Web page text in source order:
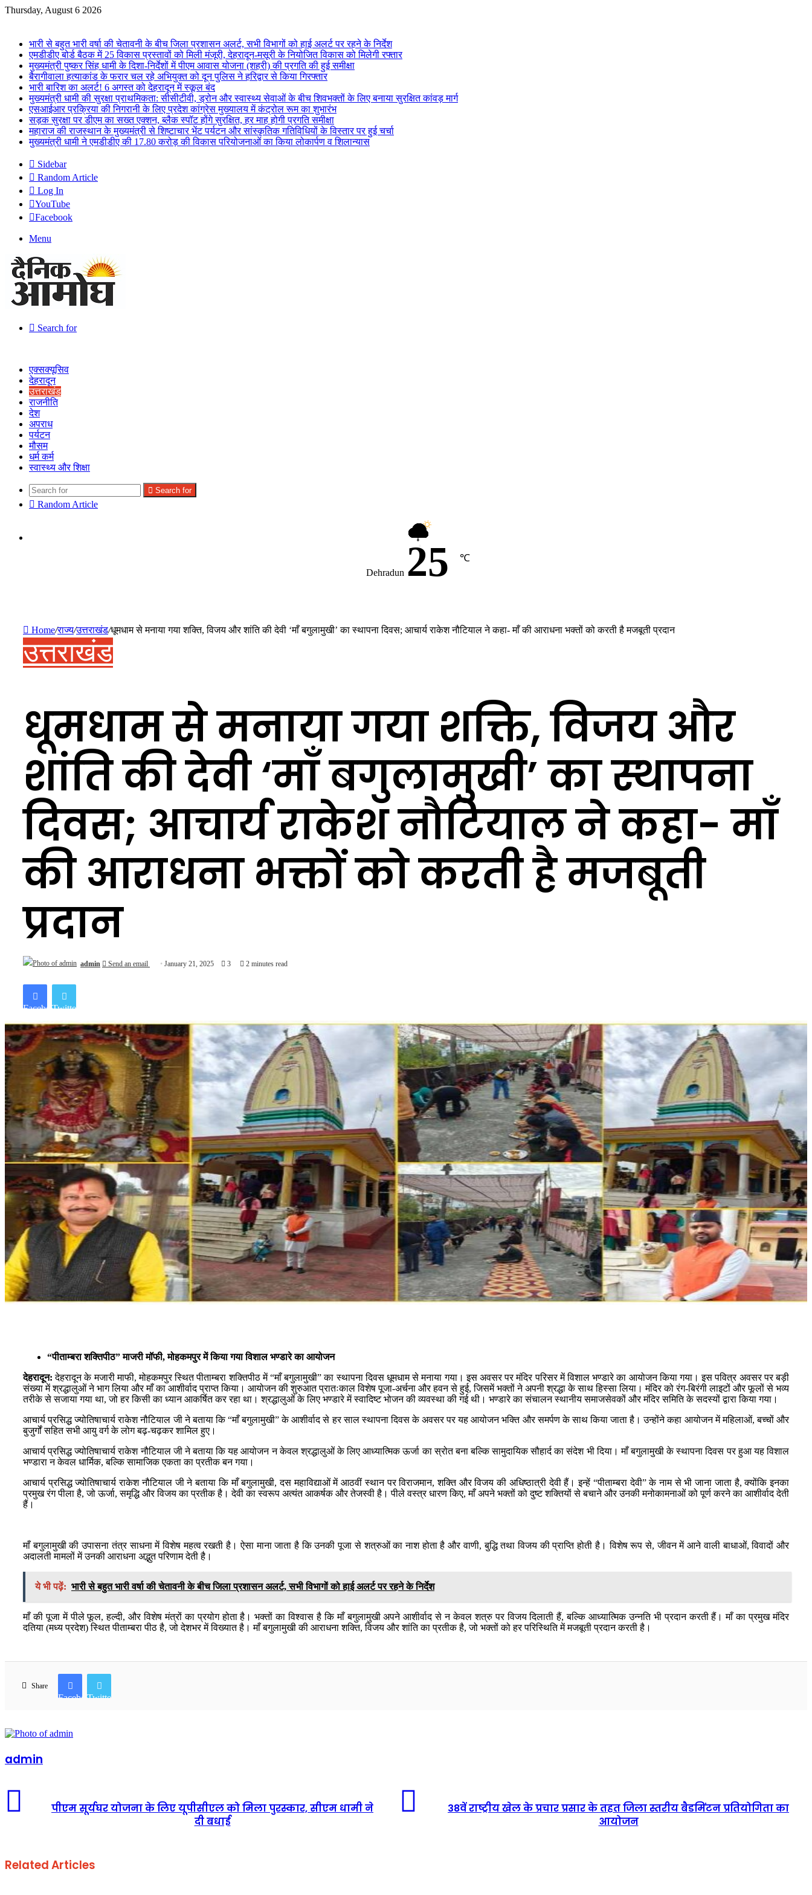
Thursday, August 6 2026
भारी से बहुत भारी वर्षा की चेतावनी के बीच जिला प्रशासन अलर्ट, सभी विभागों को हाई अलर्ट पर रहने के निर्देश
एमडीडीए बोर्ड बैठक में 25 विकास प्रस्तावों को मिली मंजूरी, देहरादून-मसूरी के नियोजित विकास को मिलेगी रफ्तार
मुख्यमंत्री पुष्कर सिंह धामी के दिशा-निर्देशों में पीएम आवास योजना (शहरी) की प्रगति की हुई समीक्षा
बैरागीवाला हत्याकांड के फरार चल रहे अभियुक्त को दून पुलिस ने हरिद्वार से किया गिरफ्तार
भारी बारिश का अलर्ट! 6 अगस्त को देहरादून में स्कूल बंद
मुख्यमंत्री धामी की सुरक्षा प्राथमिकता: सीसीटीवी, ड्रोन और स्वास्थ्य सेवाओं के बीच शिवभक्तों के लिए बनाया सुरक्षित कांवड़ मार्ग
एसआईआर प्रक्रिया की निगरानी के लिए प्रदेश कांग्रेस मुख्यालय में कंट्रोल रूम का शुभारंभ
सड़क सुरक्षा पर डीएम का सख्त एक्शन, ब्लैक स्पॉट होंगे सुरक्षित, हर माह होगी प्रगति समीक्षा
महाराज की राजस्थान के मुख्यमंत्री से शिष्टाचार भेंट पर्यटन और सांस्कृतिक गतिविधियों के विस्तार पर हुई चर्चा
मुख्यमंत्री धामी ने एमडीडीए की 17.80 करोड़ की विकास परियोजनाओं का किया लोकार्पण व शिलान्यास
Sidebar
Random Article
Log In
YouTube
Facebook
Menu
Search for
एक्सक्यूसिव
देहरादून
उत्तराखंड
राजनीति
देश
अपराध
पर्यटन
मौसम
धर्म कर्म
स्वास्थ्य और शिक्षा
Search for
Random Article
Dehradun 25 ℃
Home/राज्य/उत्तराखंड/धूमधाम से मनाया गया शक्ति, विजय और शांति की देवी ‘माँ बगुलामुखी’ का स्थापना दिवस; आचार्य राकेश नौटियाल ने कहा- माँ की आराधना भक्तों को करती है मजबूती प्रदान
उत्तराखंड
धूमधाम से मनाया गया शक्ति, विजय और
शांति की देवी ‘माँ बगुलामुखी’ का स्थापना
दिवस; आचार्य राकेश नौटियाल ने कहा- माँ
की आराधना भक्तों को करती है मजबूती
प्रदान
admin Send an email January 21, 2025 3 2 minutes read
FacebookTwitter
“पीताम्बरा शक्तिपीठ” माजरी मॉफी, मोहकमपुर में किया गया विशाल भण्डारे का आयोजन
देहरादून:देहरादून के मजारी माफी, मोहकमपुर स्थित पीताम्बरा शक्तिपीठ में “माँ बगुलामुखी” का स्थापना दिवस धूमधाम से मनाया गया। इस अवसर पर मंदिर परिसर में विशाल भण्डारे का आयोजन किया गया। इस पवित्र अवसर पर बड़ी
संख्या में श्रद्धालुओं ने भाग लिया और माँ का आशीर्वाद प्राप्त किया। आयोजन की शुरुआत प्रातःकाल विशेष पूजा-अर्चना और हवन से हुई, जिसमें भक्तों ने अपनी श्रद्धा के साथ हिस्सा लिया। मंदिर को रंग-बिरंगी लाइटों और फूलों से भव्य
तरीके से सजाया गया था, जो हर किसी का ध्यान आकर्षित कर रहा था। श्रद्धालुओं के लिए भण्डारे में स्वादिष्ट भोजन की व्यवस्था की गई थी। भण्डारे का संचालन स्थानीय समाजसेवकों और मंदिर समिति के सदस्यों द्वारा किया गया।
आचार्य प्रसिद्ध ज्योतिषाचार्य राकेश नौटियाल जी ने बताया कि “माँ बगुलामुखी” के आशीर्वाद से हर साल स्थापना दिवस के अवसर पर यह आयोजन भक्ति और समर्पण के साथ किया जाता है। उन्होंने कहा आयोजन में महिलाओं, बच्चों और
बुजुर्गों सहित सभी आयु वर्ग के लोग बढ़-चढ़कर शामिल हुए।
आचार्य प्रसिद्ध ज्योतिषाचार्य राकेश नौटियाल जी ने बताया कि यह आयोजन न केवल श्रद्धालुओं के लिए आध्यात्मिक ऊर्जा का स्रोत बना बल्कि सामुदायिक सौहार्द का संदेश भी दिया। माँ बगुलामुखी के स्थापना दिवस पर हुआ यह विशाल
भण्डारा न केवल धार्मिक, बल्कि सामाजिक एकता का प्रतीक बन गया।
आचार्य प्रसिद्ध ज्योतिषाचार्य राकेश नौटियाल जी ने बताया कि माँ बगुलामुखी, दस महाविद्याओं में आठवीं स्थान पर विराजमान, शक्ति और विजय की अधिष्ठात्री देवी हैं। इन्हें “पीताम्बरा देवी” के नाम से भी जाना जाता है, क्योंकि इनका
प्रमुख रंग पीला है, जो ऊर्जा, समृद्धि और विजय का प्रतीक है। देवी का स्वरूप अत्यंत आकर्षक और तेजस्वी है। पीले वस्त्र धारण किए, माँ अपने भक्तों को दुष्ट शक्तियों से बचाने और उनकी मनोकामनाओं को पूर्ण करने का आशीर्वाद देती
हैं।
माँ बगुलामुखी की उपासना तंत्र साधना में विशेष महत्व रखती है। ऐसा माना जाता है कि उनकी पूजा से शत्रुओं का नाश होता है और वाणी, बुद्धि तथा विजय की प्राप्ति होती है। विशेष रूप से, जीवन में आने वाली बाधाओं, विवादों और
अदालती मामलों में उनकी आराधना अद्भुत परिणाम देती है।
ये भी पढ़ें: भारी से बहुत भारी वर्षा की चेतावनी के बीच जिला प्रशासन अलर्ट, सभी विभागों को हाई अलर्ट पर रहने के निर्देश
माँ की पूजा में पीले फूल, हल्दी, और विशेष मंत्रों का प्रयोग होता है। भक्तों का विश्वास है कि माँ बगुलामुखी अपने आशीर्वाद से न केवल शत्रु पर विजय दिलाती हैं, बल्कि आध्यात्मिक उन्नति भी प्रदान करती हैं। माँ का प्रमुख मंदिर
दतिया (मध्य प्रदेश) स्थित पीताम्बरा पीठ है, जो देशभर में विख्यात है। माँ बगुलामुखी की आराधना शक्ति, विजय और शांति का प्रतीक है, जो भक्तों को हर परिस्थिति में मजबूती प्रदान करती है।
Share
FacebookTwitter
admin
पीएम सूर्यघर योजना के लिए यूपीसीएल को मिला पुरस्कार, सीएम धामी ने
दी बधाई
38वें राष्ट्रीय खेल के प्रचार प्रसार के तहत जिला स्तरीय बैडमिंटन प्रतियोगिता का
आयोजन
Related Articles